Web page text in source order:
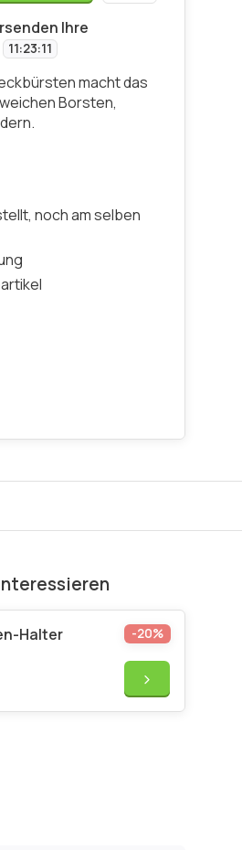
Ihre
11:23:10
macht das
Borsten,
noch am selben
Halter -20%